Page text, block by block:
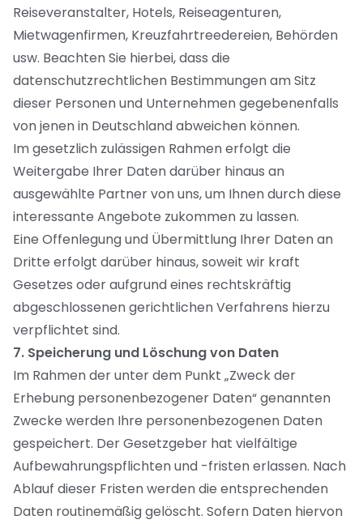
Reiseveranstalter, Hotels, Reiseagenturen,
Mietwagenfirmen, Kreuzfahrtreedereien, Behörden
usw. Beachten Sie hierbei, dass die
datenschutzrechtlichen Bestimmungen am Sitz
dieser Personen und Unternehmen gegebenenfalls
von jenen in Deutschland abweichen können.
Im gesetzlich zulässigen Rahmen erfolgt die
Weitergabe Ihrer Daten darüber hinaus an
ausgewählte Partner von uns, um Ihnen durch diese
interessante Angebote zukommen zu lassen.
Eine Offenlegung und Übermittlung Ihrer Daten an
Dritte erfolgt darüber hinaus, soweit wir kraft
Gesetzes oder aufgrund eines rechtskräftig
abgeschlossenen gerichtlichen Verfahrens hierzu
verpflichtet sind.
7. Speicherung und Löschung von Daten
Im Rahmen der unter dem Punkt „Zweck der
Erhebung personenbezogener Daten“ genannten
Zwecke werden Ihre personenbezogenen Daten
gespeichert. Der Gesetzgeber hat vielfältige
Aufbewahrungspflichten und -fristen erlassen. Nach
Ablauf dieser Fristen werden die entsprechenden
Daten routinemäßig gelöscht. Sofern Daten hiervon